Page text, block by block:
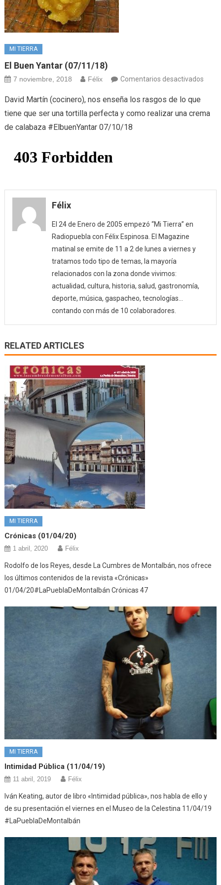
MI TIERRA
El Buen Yantar (07/11/18)
7 noviembre, 2018 Félix Comentarios desactivadosen
David Martín (cocinero), nos enseña los rasgos de lo que
tiene que ser una tortilla perfecta y como realizar una crema
de calabaza #ElbuenYantar 07/10/18
Félix
El 24 de Enero de 2005 empezó “Mi Tierra” en
Radiopuebla con Félix Espinosa. El Magazine
matinal se emite de 11 a 2 de lunes a viernes y
tratamos todo tipo de temas, la mayoría
relacionados con la zona donde vivimos:
actualidad, cultura, historia, salud, gastronomía,
deporte, música, gaspacheo, tecnologías…
contando con más de 10 colaboradores.
RELATED ARTICLES
MI TIERRA
Crónicas (01/04/20)
1 abril, 2020 Félix
Rodolfo de los Reyes, desde La Cumbres de Montalbán, nos ofrece
los últimos contenidos de la revista «Crónicas»
01/04/20#LaPueblaDeMontalbán Crónicas 47
MI TIERRA
Intimidad Pública (11/04/19)
11 abril, 2019 Félix
Iván Keating, autor de libro «Intimidad pública», nos habla de ello y
de su presentación el viernes en el Museo de la Celestina 11/04/19
#LaPueblaDeMontalbán